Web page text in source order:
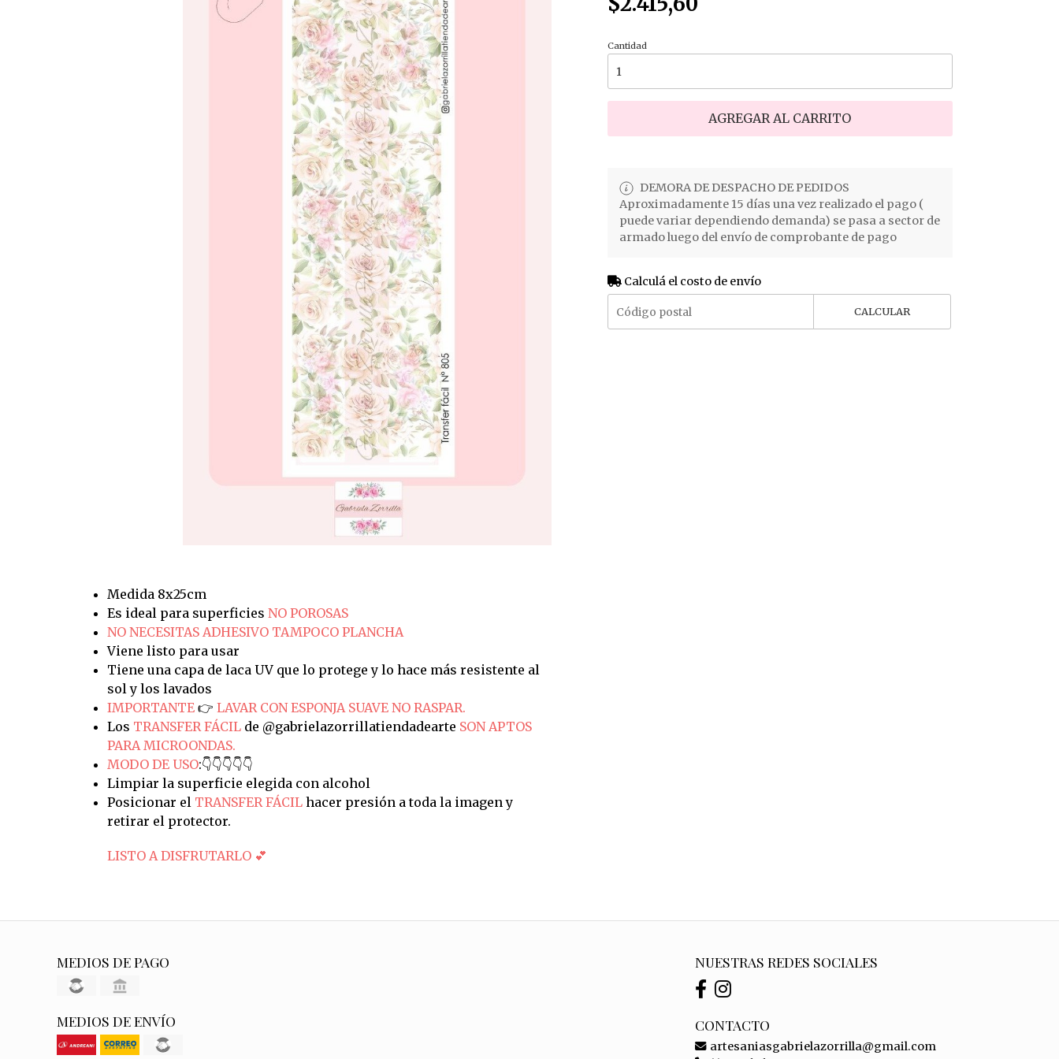
Medida 8x25cm
Es ideal para superficies NO POROSAS
NO NECESITAS ADHESIVO TAMPOCO PLANCHA
Viene listo para usar
Tiene una capa de laca UV que lo protege y lo hace más resistente al
sol y los lavados
IMPORTANTE 👉 LAVAR CON ESPONJA SUAVE NO RASPAR.
Los TRANSFER FÁCILde @gabrielazorrillatiendadearte SON APTOS
PARA MICROONDAS.
MODO DE USO:👇👇👇👇👇
Limpiar la superficie elegida con alcohol
Posicionar el TRANSFER FÁCILhacer presión a toda la imagen y
retirar el protector.
LISTO A DISFRUTARLO 💕
Cantidad
AGREGAR AL CARRITO
DEMORA DE DESPACHO DE PEDIDOS
Aproximadamente 15 días una vez realizado el pago (
puede variar dependiendo demanda) se pasa a sector de
armado luego del envío de comprobante de pago
Calculá el costo de envío
CALCULAR
MEDIOS DE PAGO
MEDIOS DE ENVÍO
NUESTRAS REDES SOCIALES
CONTACTO
artesaniasgabrielazorrilla@gmail.com